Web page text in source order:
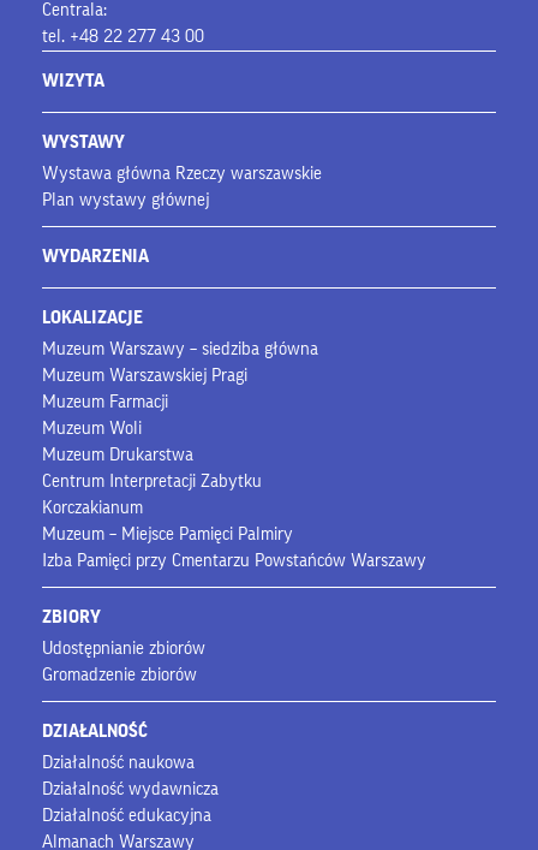
Centrala:
tel. +48 22 277 43 00
WIZYTA
WYSTAWY
Wystawa główna Rzeczy warszawskie
Plan wystawy głównej
WYDARZENIA
LOKALIZACJE
Muzeum Warszawy – siedziba główna
Muzeum Warszawskiej Pragi
Muzeum Farmacji
Muzeum Woli
Muzeum Drukarstwa
Centrum Interpretacji Zabytku
Korczakianum
Muzeum – Miejsce Pamięci Palmiry
Izba Pamięci przy Cmentarzu Powstańców Warszawy
ZBIORY
Udostępnianie zbiorów
Gromadzenie zbiorów
DZIAŁALNOŚĆ
Działalność naukowa
Działalność wydawnicza
Działalność edukacyjna
Almanach Warszawy